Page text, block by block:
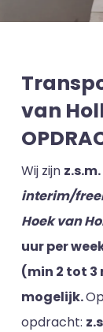
van
Wij zijn z.s.m.
interim/
Hoek van
uur per
(min 2 tot 3
mogelijk.
opdracht: